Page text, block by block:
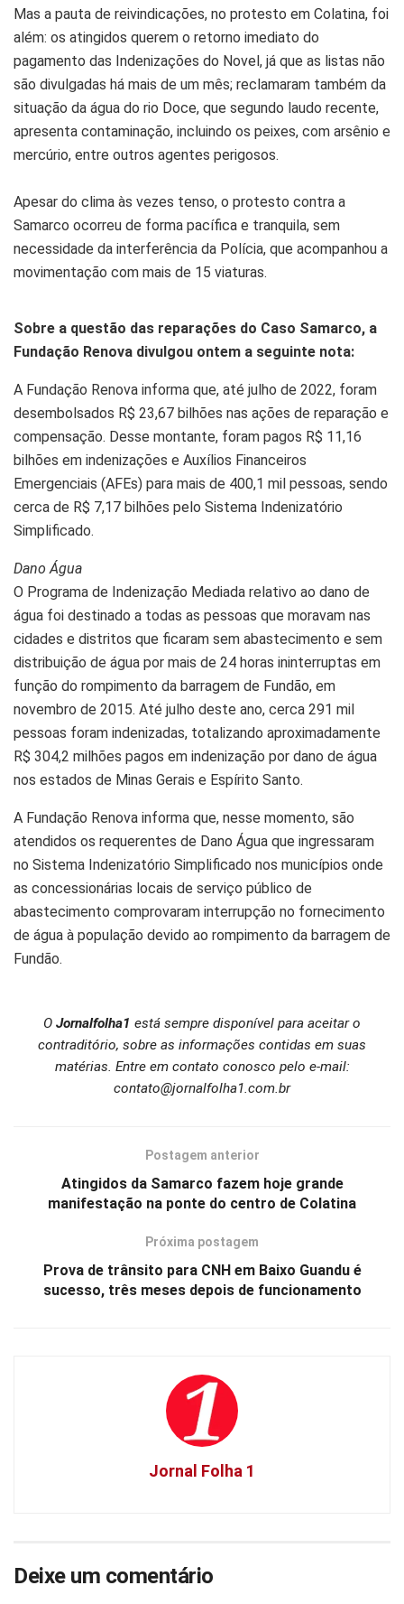
Mas a pauta de reivindicações, no protesto em Colatina, foi
além: os atingidos querem o retorno imediato do
pagamento das Indenizações do Novel, já que as listas não
são divulgadas há mais de um mês; reclamaram também da
situação da água do rio Doce, que segundo laudo recente,
apresenta contaminação, incluindo os peixes, com arsênio e
mercúrio, entre outros agentes perigosos.
Apesar do clima às vezes tenso, o protesto contra a
Samarco ocorreu de forma pacífica e tranquila, sem
necessidade da interferência da Polícia, que acompanhou a
movimentação com mais de 15 viaturas.
Sobre a questão das reparações do Caso Samarco, a
Fundação Renova divulgou ontem a seguinte nota:
A Fundação Renova informa que, até julho de 2022, foram
desembolsados R$ 23,67 bilhões nas ações de reparação e
compensação. Desse montante, foram pagos R$ 11,16
bilhões em indenizações e Auxílios Financeiros
Emergenciais (AFEs) para mais de 400,1 mil pessoas, sendo
cerca de R$ 7,17 bilhões pelo Sistema Indenizatório
Simplificado.
Dano Água
O Programa de Indenização Mediada relativo ao dano de
água foi destinado a todas as pessoas que moravam nas
cidades e distritos que ficaram sem abastecimento e sem
distribuição de água por mais de 24 horas ininterruptas em
função do rompimento da barragem de Fundão, em
novembro de 2015. Até julho deste ano, cerca 291 mil
pessoas foram indenizadas, totalizando aproximadamente
R$ 304,2 milhões pagos em indenização por dano de água
nos estados de Minas Gerais e Espírito Santo.
A Fundação Renova informa que, nesse momento, são
atendidos os requerentes de Dano Água que ingressaram
no Sistema Indenizatório Simplificado nos municípios onde
as concessionárias locais de serviço público de
abastecimento comprovaram interrupção no fornecimento
de água à população devido ao rompimento da barragem de
Fundão.
O Jornalfolha1 está sempre disponível para aceitar o
contraditório, sobre as informações contidas em suas
matérias. Entre em contato conosco pelo e-mail:
contato@jornalfolha1.com.br
Postagem anterior
Atingidos da Samarco fazem hoje grande
manifestação na ponte do centro de Colatina
Próxima postagem
Prova de trânsito para CNH em Baixo Guandu é
sucesso, três meses depois de funcionamento
Jornal Folha 1
Deixe um comentário